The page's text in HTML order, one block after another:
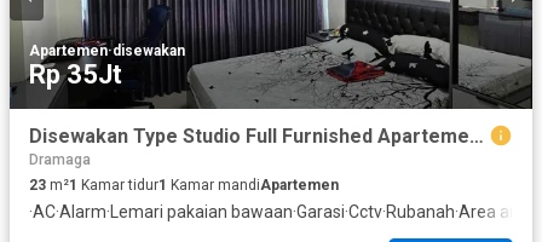
Apartemen·disewakan
Rp 35Jt
Disewakan Type Studio Full Furnished Apartemen Springlake View Summarecon Bekasi
Dramaga
23 m²1 Kamar tidur1 Kamar mandiApartemen
·AC·Alarm· Lemari pakaian bawaan·Garasi·Cctv·Rubanah·Area